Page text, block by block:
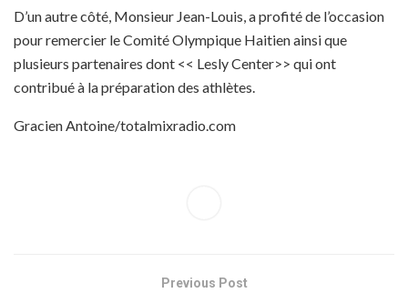
D’un autre côté, Monsieur Jean-Louis, a profité de l’occasion
pour remercier le Comité Olympique Haitien ainsi que
plusieurs partenaires dont << Lesly Center>> qui ont
contribué à la préparation des athlètes.
Gracien Antoine/totalmixradio.com
Previous Post